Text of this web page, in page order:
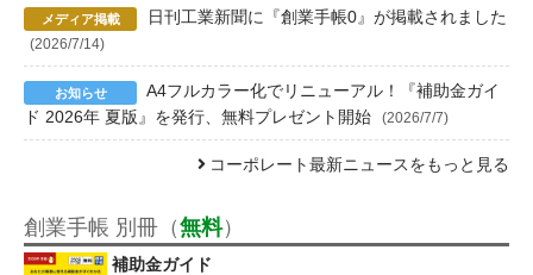
日刊工業新聞に『創業手帳0』が掲載されました
(2026/7/14)
A4フルカラー化でリニューアル！『補助金ガイ
ド 2026年 夏版』を発行、無料プレゼント開始
(2026/7/7)
コーポレート最新ニュースをもっと見る
創業手帳 別冊（無料）
補助金ガイド